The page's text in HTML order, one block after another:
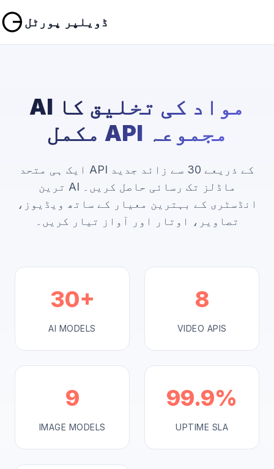
ڈویلپر پورٹل
AI مواد کی تخلیق کا
مکمل API مجموعہ
ایک ہی متحد API کے ذریعے 30 سے زائد جدید
ترین AI ماڈلز تک رسائی حاصل کریں۔
انڈسٹری کے بہترین معیار کے ساتھ ویڈیوز،
تصاویر، اوتار اور آواز تیار کریں۔
30+
AI MODELS
8
VIDEO APIS
9
IMAGE MODELS
99.9%
UPTIME SLA